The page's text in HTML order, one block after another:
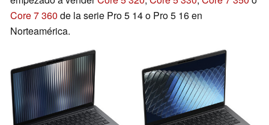
Core 7 360 de la serie Pro 5 14 o Pro 5 16 en
Norteamérica.